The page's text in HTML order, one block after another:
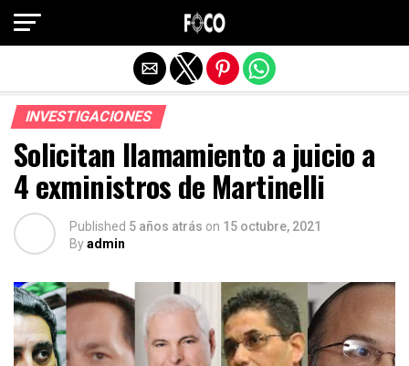
INVESTIGACIONES
Solicitan llamamiento a juicio a
4 exministros de Martinelli
Published 5 años atrás on 15 octubre, 2021
Byadmin
Salir de la versión móvil